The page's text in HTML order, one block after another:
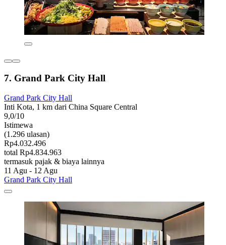
7. Grand Park City Hall
Grand Park City Hall
Inti Kota, 1 km dari China Square Central
9,0/10
Istimewa
(1.296 ulasan)
Rp4.032.496
total Rp4.834.963
termasuk pajak & biaya lainnya
11 Agu - 12 Agu
Grand Park City Hall